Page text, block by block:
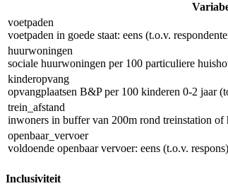
voetpaden
voetpaden in goede staat: eens (t.o.v.
huurwoningen
sociale huurwoningen per 100 particuliere
kinderopvang
opvangplaatsen B&P per 100 kinderen 0-2 jaar
trein_afstand
inwoners in buffer van 200m rond treinstation
openbaar_vervoer
voldoende openbaar vervoer: eens (t.o.v. respons)
Inclusiviteit